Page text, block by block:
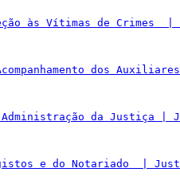
às Vítimas de Crimes
dos
Administração da Justiça |
e do Notariado  |